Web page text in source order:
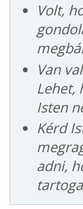
Volt,
Van
Lehet,
Isten
Kérd
adni,